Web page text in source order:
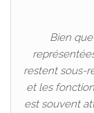
Bien
restent sous-
et les
est souvent